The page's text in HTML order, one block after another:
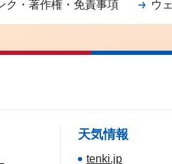
ク・著作権・免責事項 ウ
天気情報
tenki.jp